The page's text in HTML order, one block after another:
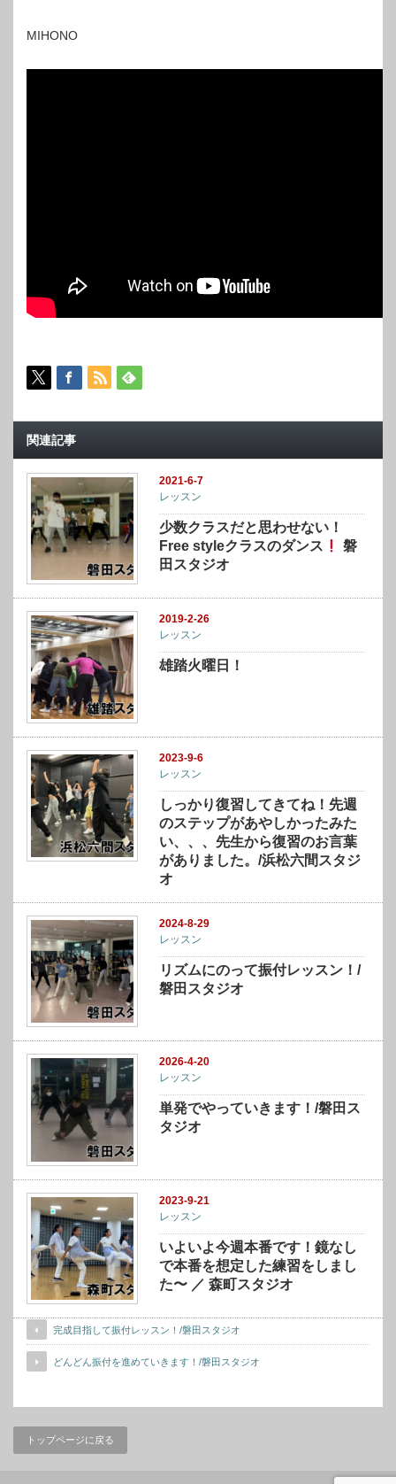
MIHONO
関連記事
2021-6-7
レッスン
少数クラスだと思わせない！
Free styleクラスのダンス
磐
田スタジオ
2019-2-26
レッスン
雄踏火曜日！
2023-9-6
レッスン
しっかり復習してきてね！先週
のステップがあやしかったみた
い、、、先生から復習のお言葉
がありました。/浜松六間スタジ
オ
2024-8-29
レッスン
リズムにのって振付レッスン！/
磐田スタジオ
2026-4-20
レッスン
単発でやっていきます！/磐田ス
タジオ
2023-9-21
レッスン
いよいよ今週本番です！鏡なし
で本番を想定した練習をしまし
た〜 ／ 森町スタジオ
完成目指して振付レッスン！/磐田スタジオ
どんどん振付を進めていきます！/磐田スタジオ
トップページに戻る